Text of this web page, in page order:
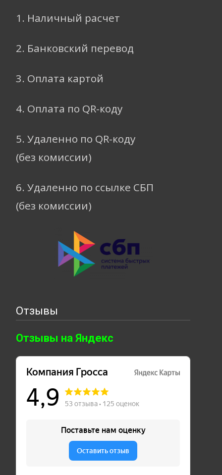
1. Наличный расчет
2. Банковский перевод
3. Оплата картой
4. Оплата по QR-коду
5. Удаленно по QR-коду
(без комиссии)
6. Удаленно по ссылке СБП
(без комиссии)
Отзывы
Отзывы на Яндекс